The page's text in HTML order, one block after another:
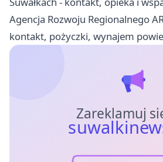
Agencja Rozwoju Regionalnego
kontakt, pożyczki, wynajem
Zareklamuj